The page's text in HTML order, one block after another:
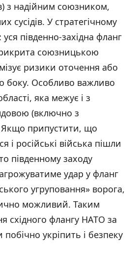
з надійним союзником,
сусідів. У стратегічному
південно-західна фланг
союзницькою
ризики оточення або
боку. Особливо важливо
яка межує і з
(включно з
Якщо припустити, що
і російські війська пішли
південному заходу
удар у фланг
угруповання» ворога,
можливий. Таким
східного флангу НАТО за
укріпить і безпеку